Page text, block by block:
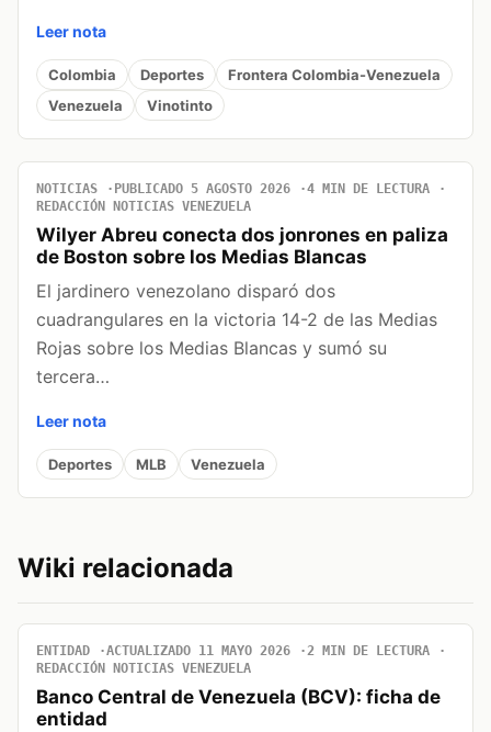
Leer nota
Colombia Deportes
Frontera Colombia-Venezuela
Venezuela
Vinotinto
NOTICIAS PUBLICADO 5 AGOSTO 2026
4 MIN DE LECTURA
REDACCIÓN NOTICIAS VENEZUELA
Wilyer Abreu conecta dos jonrones en paliza
de Boston sobre los Medias Blancas
El jardinero venezolano disparó dos
cuadrangulares en la victoria 14-2 de las Medias
Rojas sobre los Medias Blancas y sumó su
tercera…
Leer nota
Deportes MLB Venezuela
Wiki relacionada
ENTIDAD ACTUALIZADO 11 MAYO 2026
2 MIN DE LECTURA
REDACCIÓN NOTICIAS VENEZUELA
Banco Central de Venezuela (BCV): ficha de
entidad